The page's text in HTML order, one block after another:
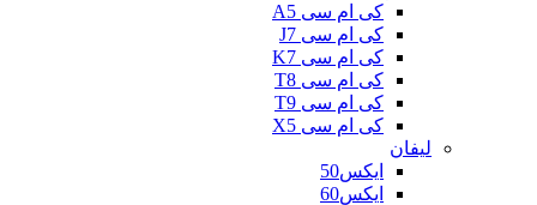
کی ام سی A5
کی ام سی J7
کی ام سی K7
کی ام سی T8
کی ام سی T9
کی ام سی X5
لیفان
ایکس50
ایکس60